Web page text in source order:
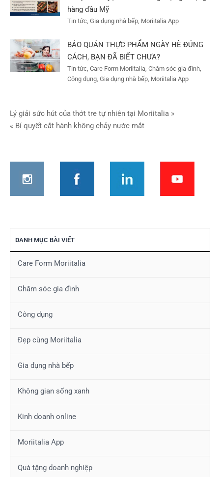
hàng đầu Mỹ
Tin tức, Gia dụng nhà bếp, Moriitalia App
BẢO QUẢN THỰC PHẨM NGÀY HÈ ĐÚNG
CÁCH, BẠN ĐÃ BIẾT CHƯA?
Tin tức, Care Form Moriitalia, Chăm sóc gia đình,
Công dụng, Gia dụng nhà bếp, Moriitalia App
Điều
hướng
viết
Lý giải sức hút của thớt tre tự nhiên tại Moriitalia »
« Bí quyết cắt hành không chảy nước mắt
DANH MỤC BÀI VIẾT
Care Form Moriitalia
Chăm sóc gia đình
Công dụng
Đẹp cùng Moriitalia
Gia dụng nhà bếp
Không gian sống xanh
Kinh doanh online
Moriitalia App
Quà tặng doanh nghiệp